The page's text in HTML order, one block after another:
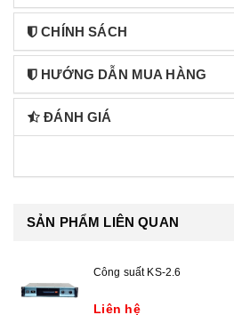
CHÍNH SÁCH
HƯỚNG DẪN MUA HÀNG
ĐÁNH GIÁ
SẢN PHẨM LIÊN QUAN
Công suất KS-2.6
Liên hệ